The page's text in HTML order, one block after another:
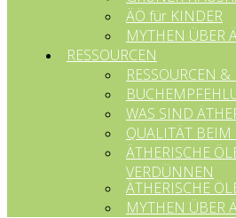
ÄÖ für KINDER
MYTHEN ÜBER
RESSOURCEN
RESSOURCEN
WAS SIND
QUALITÄT BEIM
ÄTHERISCHE
VERDÜNNEN
ÄTHERISCHE
MYTHEN ÜBER